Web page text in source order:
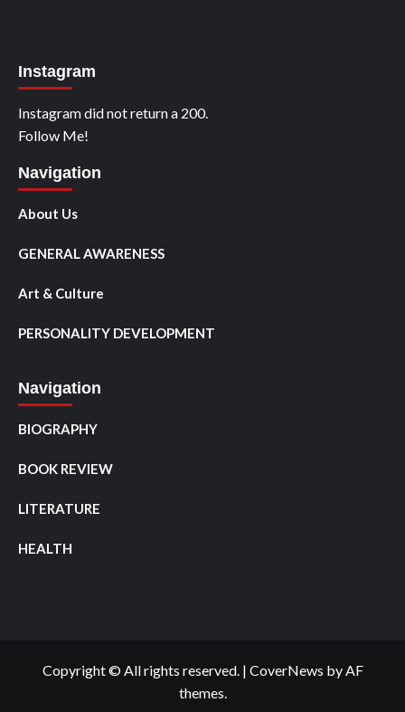
Instagram
Instagram did not return a 200.
Follow Me!
Navigation
About Us
GENERAL AWARENESS
Art & Culture
PERSONALITY DEVELOPMENT
Navigation
BIOGRAPHY
BOOK REVIEW
LITERATURE
HEALTH
Copyright © All rights reserved. | CoverNews by AF
themes.